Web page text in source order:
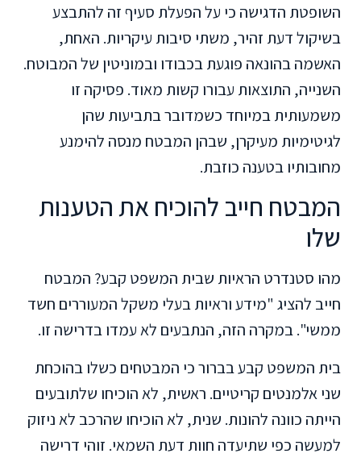
השופטת הדגישה כי על הפעלת סעיף זה להתבצע
בשיקול דעת זהיר, משתי סיבות עיקריות. האחת,
האשמה בהונאה פוגעת בכבודו ובמוניטין של המבוטח.
השנייה, התוצאות עבורו קשות מאוד. פסיקה זו
משמעותית במיוחד כשמדובר בתביעות שהן
לגיטימיות מעיקרן, שבהן המבטח מנסה להימנע
מחובותיו בטענה כוזבת.
המבטח חייב להוכיח את הטענות
שלו
מהו סטנדרט הראיות שבית המשפט קבע? המבטח
חייב להציג "מידע וראיות בעלי משקל המעוררים חשד
ממשי". במקרה הזה, הנתבעים לא עמדו בדרישה זו.
בית המשפט קבע בברור כי המבטחים כשלו בהוכחת
שני אלמנטים קריטיים. ראשית, לא הוכיחו שלתובעים
הייתה כוונה להונות. שנית, לא הוכיחו שהרכב לא ניזוק
למעשה כפי שתיעדה חוות דעת השמאי. זוהי דרישה